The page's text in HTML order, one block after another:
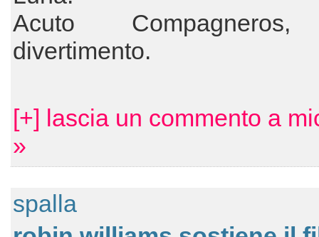
Acuto
divertimento.
[+] lascia un commento a
»
spalla